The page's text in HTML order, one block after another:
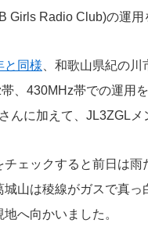
Girls Radio Club)の運用
と同様 、和歌山県紀の
、430MHz帯での運用
んに加えて、JL3ZGLメ
チェックすると前日は
城山は稜線がガスで真
へ向かいました。